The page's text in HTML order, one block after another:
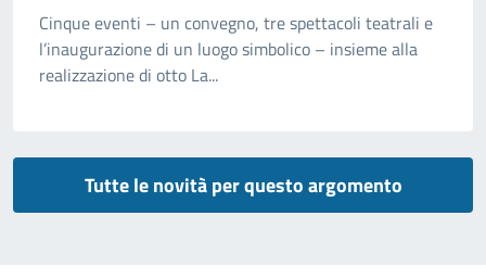
Cinque eventi – un convegno, tre spettacoli teatrali e
l’inaugurazione di un luogo simbolico – insieme alla
realizzazione di otto La...
Tutte le novità per questo argomento